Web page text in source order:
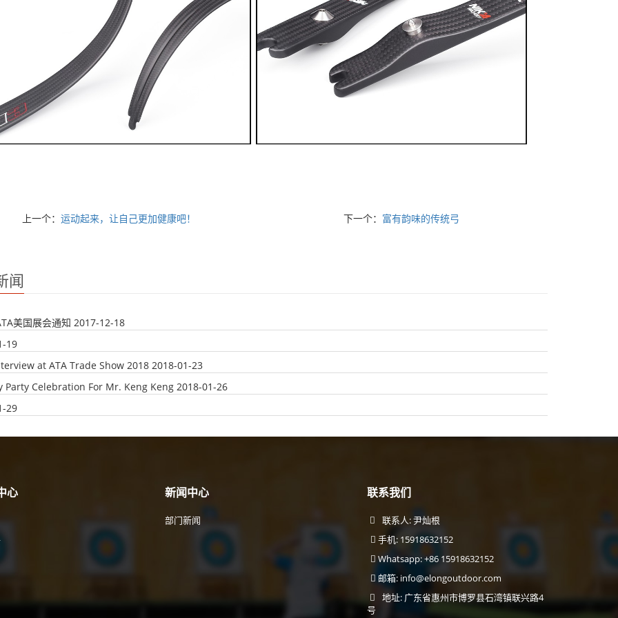
上一个：运动起来，让自己更加健康吧！ 下一个： 富有韵味的传统弓
闻
美国展会通知 2017-12-18
19
at ATA Trade Show 2018 2018-01-23
Party Celebration For Mr. Keng Keng 2018-01-26
29
心 新闻中心
部门新闻
联系我们
联系人: 尹灿根
手机: 15918632152
Whatsapp: +86 15918632152
邮箱: info@elongoutdoor.com
地址: 广东省惠州市博罗县石湾镇联兴路4
号